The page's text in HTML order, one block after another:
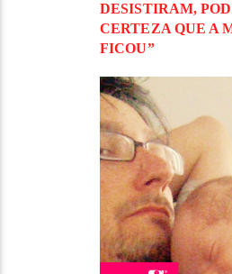
DESISTIRAM,
CERTEZA QUE A
FICOU”